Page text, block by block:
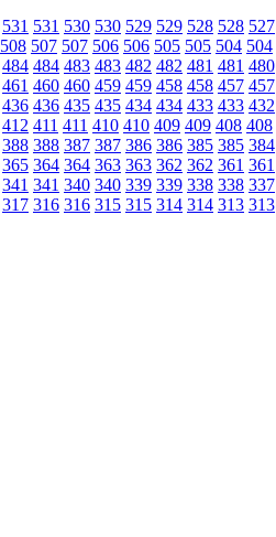
531 531 530 530 529 529 528 528 527
508 507 507 506 506 505 505 504 504
484 484 483 483 482 482 481 481 480
461 460 460 459 459 458 458 457 457
436 436 435 435 434 434 433 433 432
412 411 411 410 410 409 409 408 408
388 388 387 387 386 386 385 385 384
365 364 364 363 363 362 362 361 361
341 341 340 340 339 339 338 338 337
317 316 316 315 315 314 314 313 313